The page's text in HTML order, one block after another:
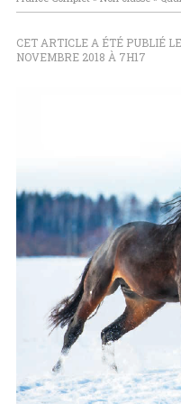
CET ARTICLE A ÉTÉ PUBLIÉ LE
NOVEMBRE 2018 À 7H17